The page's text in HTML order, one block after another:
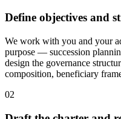
Define objectives and
We work with you and your
purpose — succession
design the governance
composition, beneficiary
02